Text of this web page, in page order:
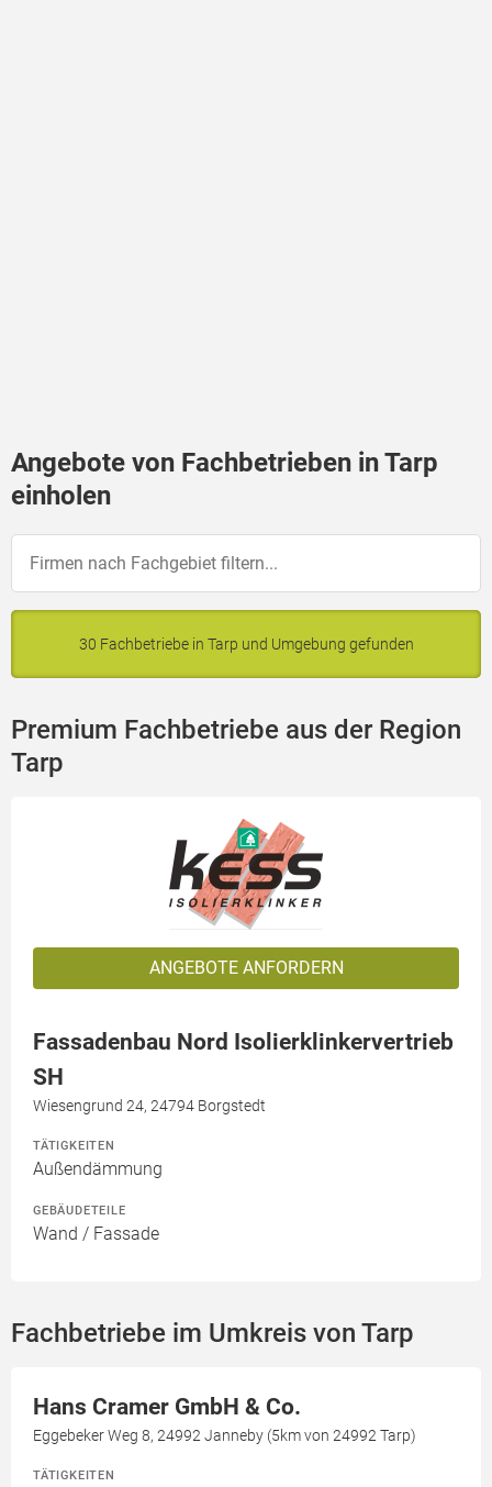
Angebote von Fachbetrieben in Tarp
einholen
30 Fachbetriebe in Tarp und Umgebung gefunden
Premium Fachbetriebe aus der Region
Tarp
ANGEBOTE ANFORDERN
Fassadenbau Nord Isolierklinkervertrieb
SH
Wiesengrund 24, 24794 Borgstedt
TÄTIGKEITEN
Außendämmung
GEBÄUDETEILE
Wand / Fassade
Fachbetriebe im Umkreis von Tarp
Hans Cramer GmbH & Co.
Eggebeker Weg 8, 24992 Janneby (5km von 24992 Tarp)
TÄTIGKEITEN